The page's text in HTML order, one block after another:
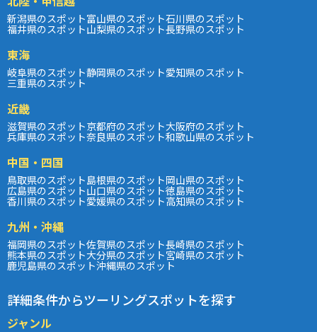
新潟県のスポット富山県のスポット石川県のスポット
福井県のスポット山梨県のスポット長野県のスポット
東海
岐阜県のスポット静岡県のスポット愛知県のスポット
三重県のスポット
近畿
滋賀県のスポット京都府のスポット大阪府のスポット
兵庫県のスポット奈良県のスポット和歌山県のスポット
中国・四国
鳥取県のスポット島根県のスポット岡山県のスポット
広島県のスポット山口県のスポット徳島県のスポット
香川県のスポット愛媛県のスポット高知県のスポット
九州・沖縄
福岡県のスポット佐賀県のスポット長崎県のスポット
熊本県のスポット大分県のスポット宮崎県のスポット
鹿児島県のスポット沖縄県のスポット
詳細条件からツーリングスポットを探す
ジャンル